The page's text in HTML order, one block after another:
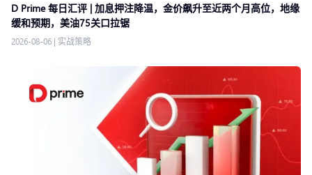
D Prime 每日汇评 | 加息押注降温，金价飙升至近两个月高位，地缘
缓和预期，美油75关口拉锯
2026-08-06 | 实战策略